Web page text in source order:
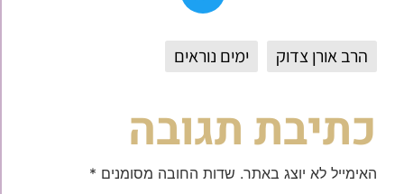
הרב אורן צדוק ימים נוראים
כתיבת תגובה
האימייל לא יוצג באתר. שדות החובה מסומנים *